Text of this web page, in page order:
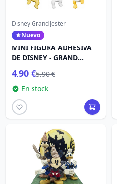
Disney Grand Jester
Nuevo
MINI FIGURA ADHESIVA
DE DISNEY - GRAND
4,90 €5,90 €
En stock